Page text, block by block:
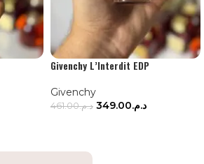
Givenchy L’Interdit EDP
Givenchy
د.م.461.00 د.م.349.00